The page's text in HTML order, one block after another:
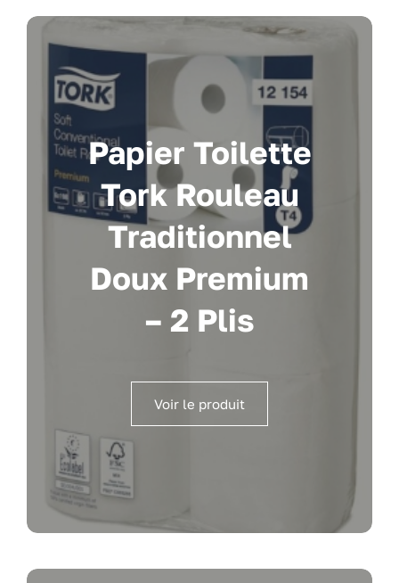
Papier Toilette
Tork Rouleau
Traditionnel
Doux Premium
– 2 Plis
Voir le produit